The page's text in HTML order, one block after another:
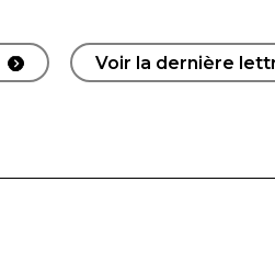
Voir la dernière